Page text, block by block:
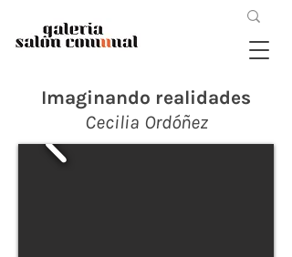
Imaginando realidades
Cecilia Ordóñez